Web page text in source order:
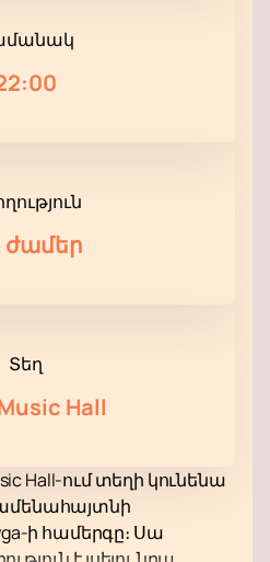
ժամեր
Տեղ
Hall
Hall-ում տեղի կունենա
ի համերգը։ Սա